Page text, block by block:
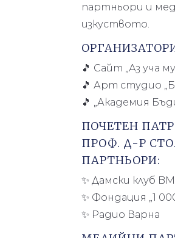
партньори и
изкуството.
🎵 Сайт „Аз уча
🎵 Арт студио
🎵 „Академия
ПОЧЕТЕН
ПРОФ. Д-Р
ПАРТНЬОРИ:
✨ Дамски клуб
✨ Фондация „1
✨ Радио Варна